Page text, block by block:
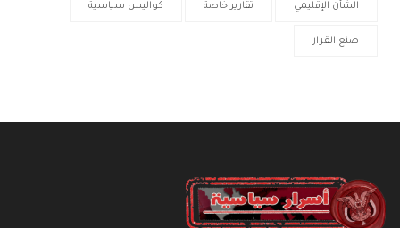
الشأن الإقليمي تقارير خاصة كواليس سياسية
صنع القرار